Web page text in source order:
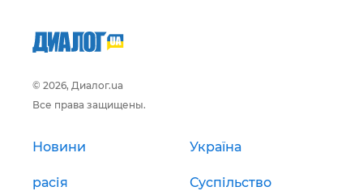
© 2026, Диалог.ua
Все права защищены.
Новини Україна
расія Суспільство